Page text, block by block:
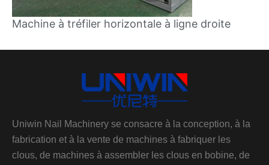
Machine à tréfiler horizontale à ligne droite
Uniwin Nail Machinery se consacre à la conception, à la
fabrication et à la vente de machines à fabriquer les
clous, de machines à assembler les clous en bobine, de